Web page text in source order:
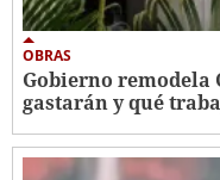
OBRAS
Gobierno remodela
gastarán y qué